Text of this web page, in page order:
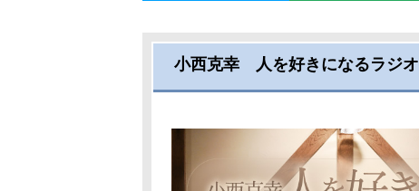
小西克幸 人を好きになるラジオ